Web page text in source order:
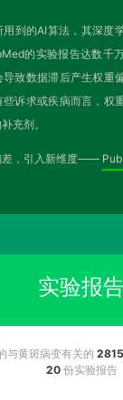
用到的AI算法，其深度
的实验报告达数千
致数据滞后产生权重
诉求或疾病而言，权
充剂。
差，引入新维度——
实验报告
与黄斑病变有关的
20份实验报告